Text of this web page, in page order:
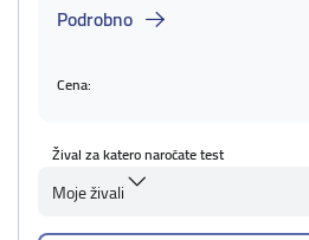
Podrobno
Cena:
Žival za katero naročate test
Moje živali